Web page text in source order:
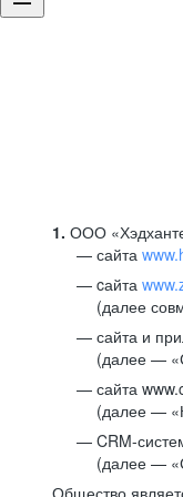
1. ООО
сайта
cайта
(далее
сайта и
(далее —
сайта
(далее —
CRM-
(далее —
Общество